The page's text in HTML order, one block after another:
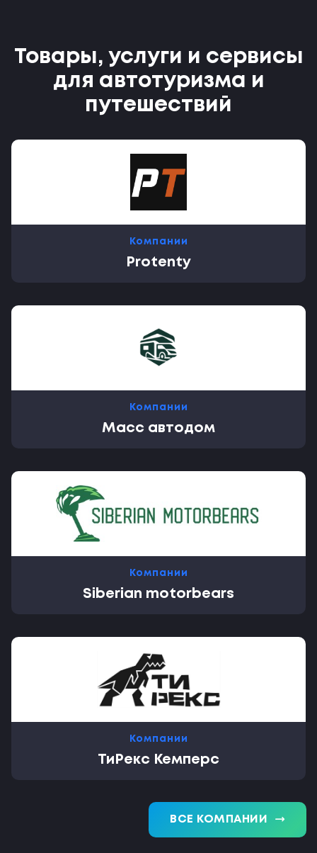
Товары, услуги и сервисы
для автотуризма и
путешествий
Компании
Protenty
Компании
Масс автодом
Компании
Siberian motorbears
Компании
ТиРекс Кемперс
ВСЕ КОМПАНИИ trending_flat